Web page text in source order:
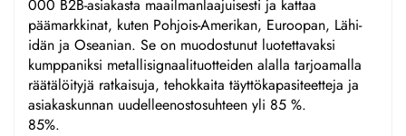
000 B2B-asiakasta maailmanlaajuisesti ja kattaa
päämarkkinat, kuten Pohjois-Amerikan, Euroopan, Lähi-
idän ja Oseanian. Se on muodostunut luotettavaksi
kumppaniksi metallisignaalituotteiden alalla tarjoamalla
räätälöityjä ratkaisuja, tehokkaita täyttökapasiteetteja ja
asiakaskunnan uudelleenostosuhteen yli 85 %.
85%.